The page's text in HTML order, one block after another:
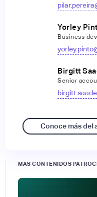
Yorley
Business
Birgitt
Senior
Conoce más del
MÁS CONTENIDOS